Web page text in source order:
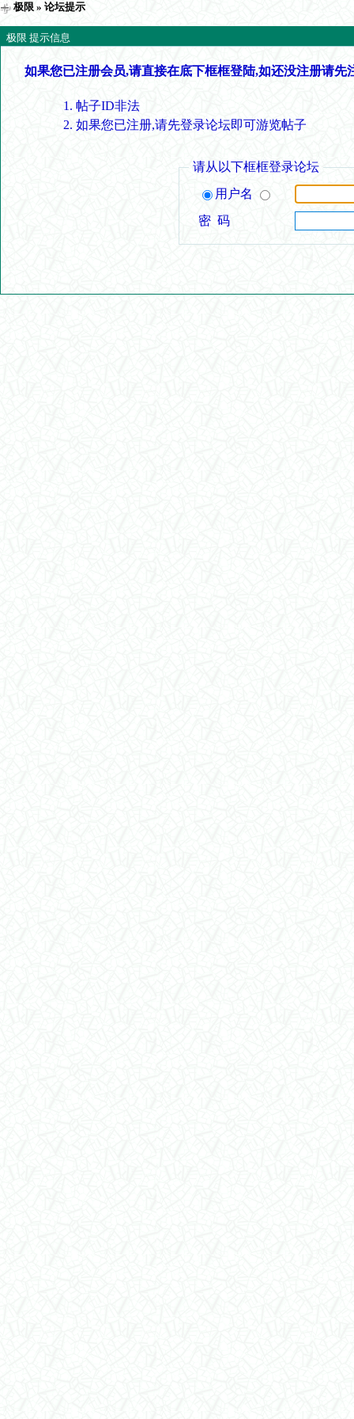
极限 » 论坛提示
极限 提示信息
如果您已注册会员,请直接在底下框框登陆,如还没注册请先
帖子ID非法
如果您已注册,请先登录论坛即可游览帖子
请从以下框框登录论坛
用户名
密 码